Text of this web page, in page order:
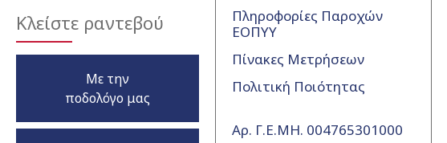
Κλείστε ραντεβού
Με την
ποδολόγο μας
Πληροφορίες Παροχών
ΕΟΠΥΥ
Πίνακες Μετρήσεων
Πολιτική Ποιότητας
Αρ. Γ.Ε.ΜΗ. 004765301000